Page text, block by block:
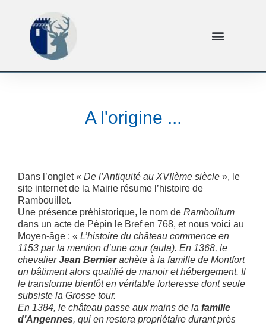
A l'origine ...
Dans l’onglet « De l’Antiquité au XVIIème siècle », le
site internet de la Mairie résume l’histoire de
Rambouillet.
Une présence préhistorique, le nom de Rambolitum
dans un acte de Pépin le Bref en 768, et nous voici au
Moyen-âge : « L’histoire du château commence en
1153 par la mention d’une cour (aula). En 1368, le
chevalierJean Bernierachète à la famille de Montfort
un bâtiment alors qualifié de manoir et hébergement. Il
le transforme bientôt en véritable forteresse dont seule
subsiste la Grosse tour.
En 1384, le château passe aux mains de la famille
d’Angennes, qui en restera propriétaire durant près